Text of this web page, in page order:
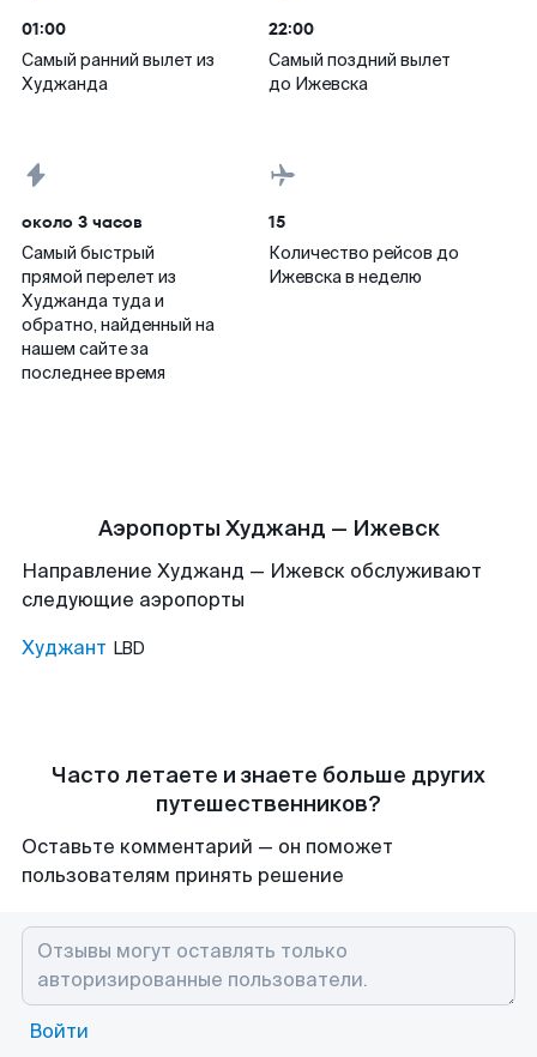
01:00
Самый ранний вылет из
Худжанда
22:00
Самый поздний вылет
до Ижевска
около 3 часов
Самый быстрый
прямой перелет из
Худжанда туда и
обратно, найденный на
нашем сайте за
последнее время
15
Количество рейсов до
Ижевска в неделю
Аэропорты Худжанд — Ижевск
Направление Худжанд — Ижевск обслуживают
следующие аэропорты
Худжант LBD
Часто летаете и знаете больше других
путешественников?
Оставьте комментарий — он поможет
пользователям принять решение
Войти